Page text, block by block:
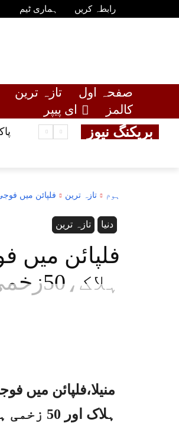
رابطہ کریں ہماری ٹیم
صفحہ اول تازہ ترین
کالمز
ای پیپر
بریکنگ نیوز
ہوم تازہ ترین فلپائن میں فوجی طیارہ
تازہ ترین دنیا
ہلاک،50زخمی
ہلاک اور 50 زخمی ہوگئے۔